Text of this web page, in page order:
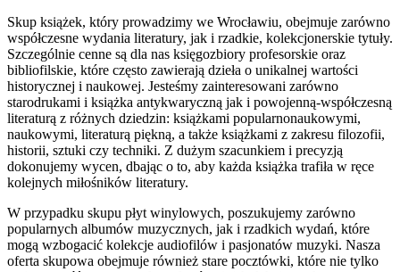
Skup książek, który prowadzimy we Wrocławiu, obejmuje zarówno
współczesne wydania literatury, jak i rzadkie, kolekcjonerskie tytuły.
Szczególnie cenne są dla nas księgozbiory profesorskie oraz
bibliofilskie, które często zawierają dzieła o unikalnej wartości
historycznej i naukowej. Jesteśmy zainteresowani zarówno
starodrukami i książka antykwaryczną jak i powojenną-współczesną
literaturą z różnych dziedzin: książkami popularnonaukowymi,
naukowymi, literaturą piękną, a także książkami z zakresu filozofii,
historii, sztuki czy techniki. Z dużym szacunkiem i precyzją
dokonujemy wycen, dbając o to, aby każda książka trafiła w ręce
kolejnych miłośników literatury.
W przypadku skupu płyt winylowych, poszukujemy zarówno
popularnych albumów muzycznych, jak i rzadkich wydań, które
mogą wzbogacić kolekcje audiofilów i pasjonatów muzyki. Nasza
oferta skupowa obejmuje również stare pocztówki, które nie tylko